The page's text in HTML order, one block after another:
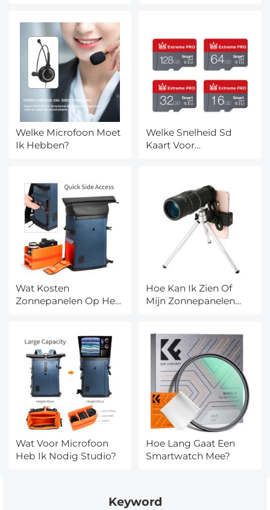
Welke Microfoon Moet
Ik Hebben?
Welke Snelheid Sd
Kaart Voor
Wat Kosten
Zonnepanelen Op Het
Hoe Kan Ik Zien Of
Mijn Zonnepanelen
Wat Voor Microfoon
Heb Ik Nodig Studio?
Hoe Lang Gaat Een
Smartwatch Mee?
Keyword